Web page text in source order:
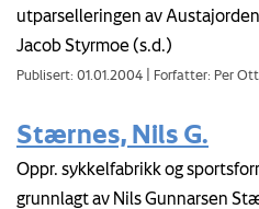
utparselleringen av
Jacob Styrmoe (s.d.)
Publisert: 01.01.2004 Forfatter: Per
Stærnes, Nils G.
Oppr. sykkelfabrikk og
grunnlagt av Nils Gunnarsen